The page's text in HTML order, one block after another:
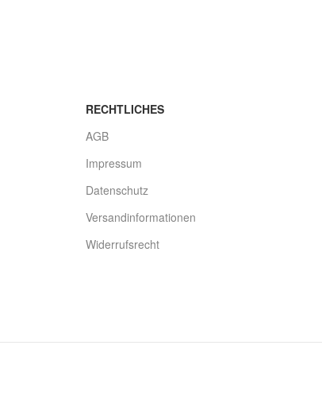
RECHTLICHES
AGB
Impressum
Datenschutz
Versandinformationen
Widerrufsrecht